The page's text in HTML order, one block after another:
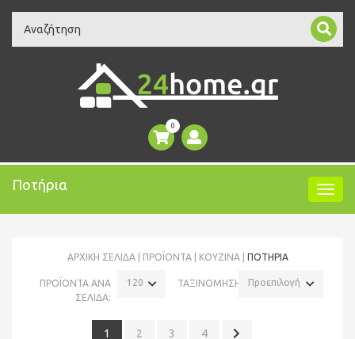
Search
0
Ποτήρια
ΑΡΧΙΚΉ ΣΕΛΊΔΑ ΠΡΟΪΌΝΤΑ ΚΟΥΖΙΝΑ ΠΟΤΉΡΙΑ
ΠΡΟΪΟΝΤΑ ΑΝΑ
ΣΕΛΙΔΑ:
120 ΤΑΞΙΝΟΜΗΣΗ: Προεπιλογή
1 2 3 4